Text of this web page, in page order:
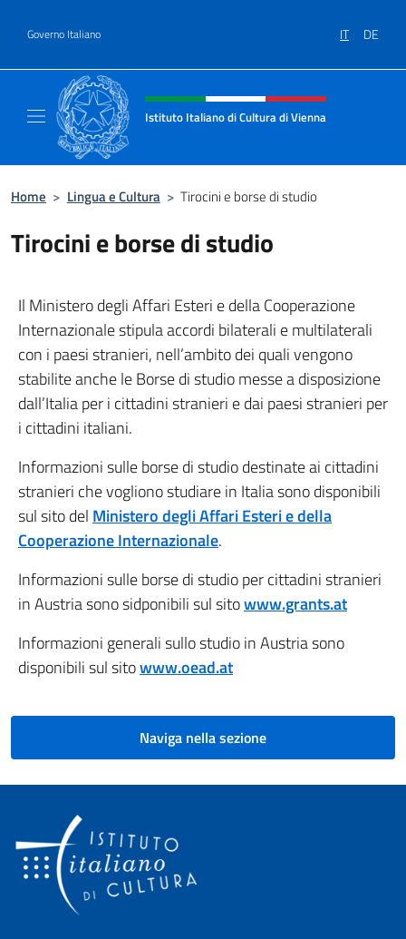
Governo Italiano IT DE
Intestazione sito, social e menù
Istituto Italiano di Cultura di Vienna
Home > Lingua e Cultura > Tirocini e borse di studio
Tirocini e borse di studio
Il Ministero degli Affari Esteri e della Cooperazione
Internazionale stipula accordi bilaterali e multilaterali
con i paesi stranieri, nell’ambito dei quali vengono
stabilite anche le Borse di studio messe a disposizione
dall’Italia per i cittadini stranieri e dai paesi stranieri per
i cittadini italiani.
Informazioni sulle borse di studio destinate ai cittadini
stranieri che vogliono studiare in Italia sono disponibili
sul sito del Ministero degli Affari Esteri e della
Cooperazione Internazionale.
Informazioni sulle borse di studio per cittadini stranieri
in Austria sono sidponibili sul sitowww.grants.at
Informazioni generali sullo studio in Austria sono
disponibili sul sitowww.oead.at
Naviga nella sezione